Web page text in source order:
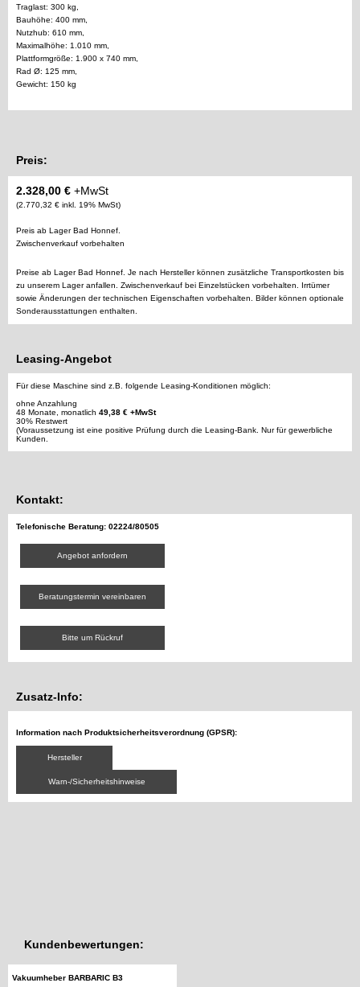
Traglast: 300 kg,
Bauhöhe: 400 mm,
Nutzhub: 610 mm,
Maximalhöhe: 1.010 mm,
Plattformgröße: 1.900 x 740 mm,
Rad Ø: 125 mm,
Gewicht: 150 kg
Preis:
2.328,00 € +MwSt
(2.770,32 € inkl. 19% MwSt)
Preis ab Lager Bad Honnef.
Zwischenverkauf vorbehalten
Preise ab Lager Bad Honnef. Je nach Hersteller können zusätzliche Transportkosten bis
zu unserem Lager anfallen. Zwischenverkauf bei Einzelstücken vorbehalten. Irrtümer
sowie Änderungen der technischen Eigenschaften vorbehalten. Bilder können optionale
Sonderausstattungen enthalten.
Leasing-Angebot
Für diese Maschine sind z.B. folgende Leasing-Konditionen möglich:
ohne Anzahlung
48 Monate, monatlich 49,38 € +MwSt
30% Restwert
(Voraussetzung ist eine positive Prüfung durch die Leasing-Bank. Nur für gewerbliche
Kunden.
Kontakt:
Telefonische Beratung: 02224/80505
Angebot anfordern
Beratungstermin vereinbaren
Bitte um Rückruf
Zusatz-Info:
Information nach Produktsicherheitsverordnung (GPSR):
Hersteller
Warn-/Sicherheitshinweise
Kundenbewertungen:
Vakuumheber BARBARIC B3